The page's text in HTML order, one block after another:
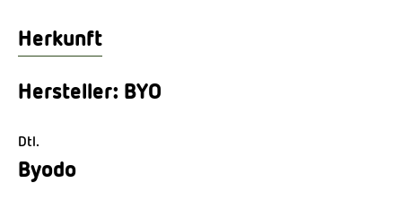
Herkunft
Hersteller: BYO
Dtl.
Byodo